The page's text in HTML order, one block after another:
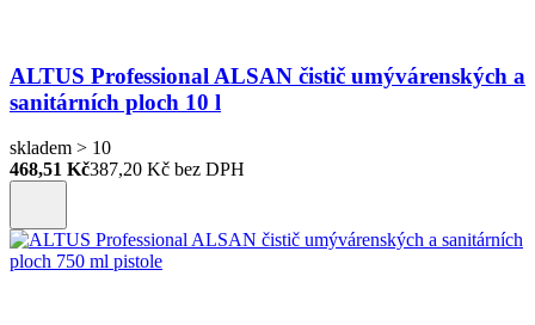
ALTUS Professional ALSAN čistič umývárenských a
sanitárních ploch 10 l
skladem > 10
468,51 Kč387,20 Kč bez DPH